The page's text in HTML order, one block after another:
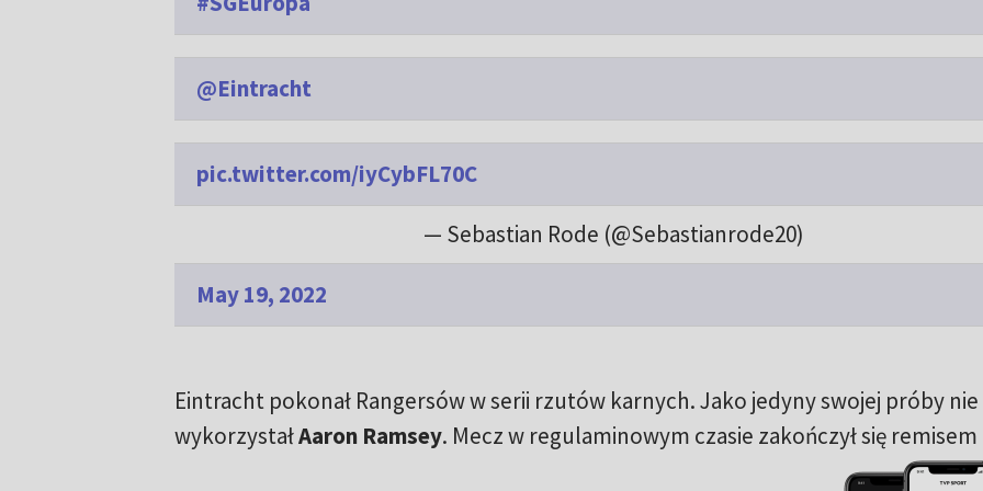
@Eintracht
pic.twitter.com/iyCybFL70C
— Sebastian Rode (@Sebastianrode20)
May 19, 2022
Eintracht pokonał Rangersów w serii rzutów karnych. Jako jedyny swojej próby nie
wykorzystałAaron Ramsey. Mecz w regulaminowym czasie zakończył się remisem